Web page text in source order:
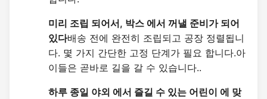
미리 조립 되어서, 박스 에서 꺼낼 준비가 되어
있다배송 전에 완전히 조립되고 공장 정렬됩니
다. 몇 가지 간단한 고정 단계가 필요 합니다.아
이들은 곧바로 길을 갈 수 있습니다..
하루 종일 야외 에서 즐길 수 있는 어린이 에 맞